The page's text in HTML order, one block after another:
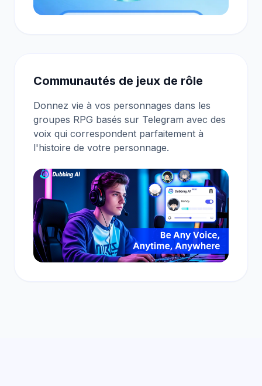
Communautés de jeux de rôle
Donnez vie à vos personnages dans les
groupes RPG basés sur Telegram avec des
voix qui correspondent parfaitement à
l'histoire de votre personnage.